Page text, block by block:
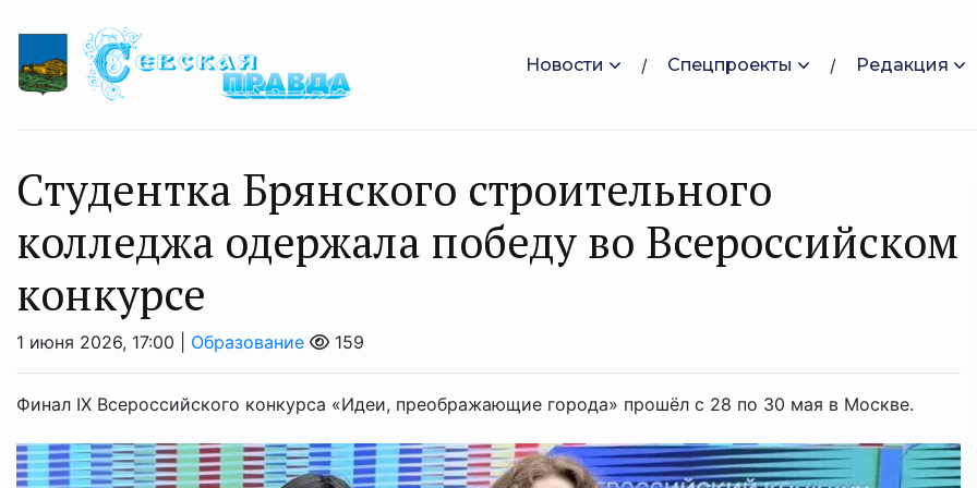
Новости Спецпроекты Редакция
Студентка Брянского строительного
колледжа одержала победу во Всероссийском
конкурсе
1 июня 2026, 17:00 | Образование 159
Финал IX Всероссийского конкурса «Идеи, преображающие города» прошёл с 28 по 30 мая в Москве.